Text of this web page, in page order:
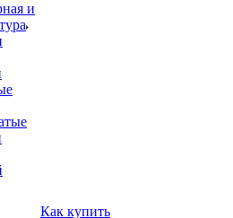
и
Как купить